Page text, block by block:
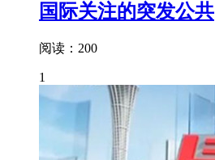
国际关注的突发公共
阅读：200
1